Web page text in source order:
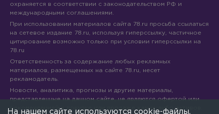
охраняется в соответствии с законодательством РФ и
международными соглашениями.
При использовании материалов сайта 78.ru просьба ссылаться
на сетевое издание 78.ru, используя гиперссылку, частичное
цитирование возможно только при условии гиперссылки на
78.ru
Ответственность за содержание любых рекламных
материалов, размещенных на сайте 78.ru, несет
рекламодатель.
Новости, аналитика, прогнозы и другие материалы,
представленные на данном сайте, не являются офертой или
рекомендацией к покупке или продаже каких-либо активов.
На нашем сайте используются cookie-файлы.